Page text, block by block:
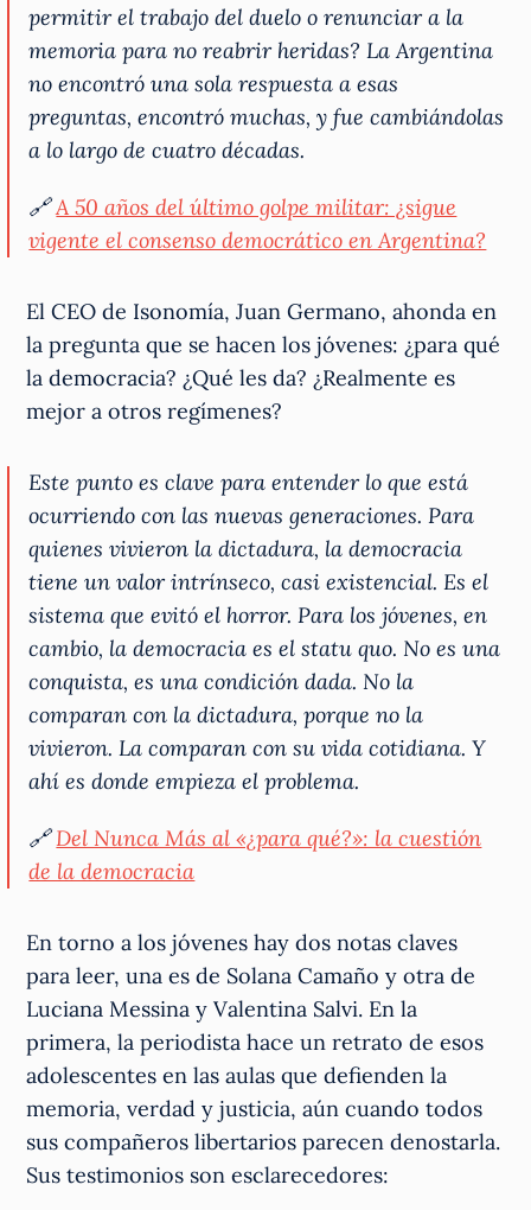
permitir el trabajo del duelo o renunciar a la
memoria para no reabrir heridas? La Argentina
no encontró una sola respuesta a esas
preguntas, encontró muchas, y fue cambiándolas
a lo largo de cuatro décadas.
🔗A 50 años del último golpe militar: ¿sigue
vigente el consenso democrático en Argentina?
El CEO de Isonomía, Juan Germano, ahonda en
la pregunta que se hacen los jóvenes: ¿para qué
la democracia? ¿Qué les da? ¿Realmente es
mejor a otros regímenes?
Este punto es clave para entender lo que está
ocurriendo con las nuevas generaciones. Para
quienes vivieron la dictadura, la democracia
tiene un valor intrínseco, casi existencial. Es el
sistema que evitó el horror. Para los jóvenes, en
cambio, la democracia es el statu quo. No es una
conquista, es una condición dada. No la
comparan con la dictadura, porque no la
vivieron. La comparan con su vida cotidiana. Y
ahí es donde empieza el problema.
🔗Del Nunca Más al «¿para qué?»: la cuestión
de la democracia
En torno a los jóvenes hay dos notas claves
para leer, una es de Solana Camaño y otra de
Luciana Messina y Valentina Salvi. En la
primera, la periodista hace un retrato de esos
adolescentes en las aulas que defienden la
memoria, verdad y justicia, aún cuando todos
sus compañeros libertarios parecen denostarla.
Sus testimonios son esclarecedores: